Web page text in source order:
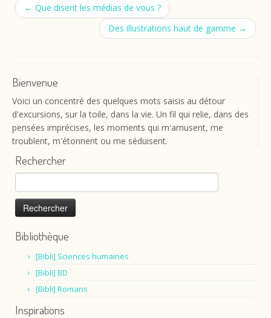
← Que disent les médias de vous ?
Des illustrations haut de gamme →
Bienvenue
Voici un concentré des quelques mots saisis au détour
d'excursions, sur la toile, dans la vie. Un fil qui relie, dans des
pensées imprécises, les moments qui m'amusent, me
troublent, m'étonnent ou me séduisent.
Rechercher
Rechercher :
Bibliothèque
[Bibli] Sciences humaines
[Bibli] BD
[Bibli] Romans
Inspirations